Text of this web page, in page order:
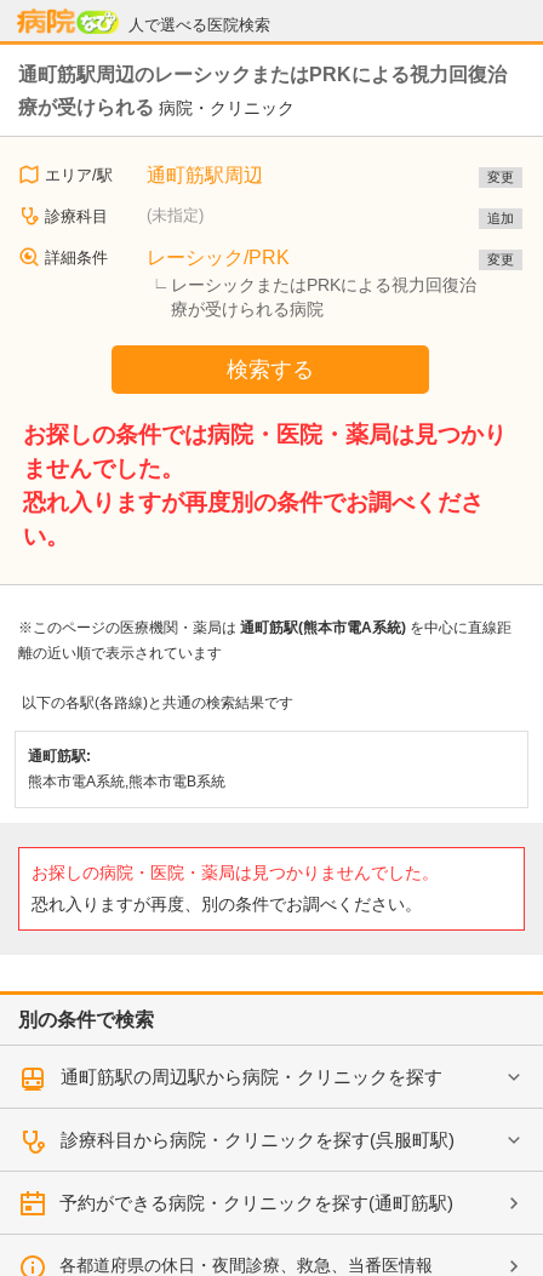
人で選べる医院検索
病院なび
通町筋駅周辺のレーシックまたはPRKによる視力回復治
療が受けられる 病院・クリニック
エリア/駅 通町筋駅周辺 変更
診療科目 (未指定) 追加
詳細条件 レーシック/PRK
レーシックまたはPRKによる視力回復治
療が受けられる病院
変更
検索する
お探しの条件では病院・医院・薬局は見つかり
ませんでした。
恐れ入りますが再度別の条件でお調べくださ
い。
※このページの医療機関・薬局は 通町筋駅(熊本市電A系統) を中心に直線距
離の近い順で表示されています
以下の各駅(各路線)と共通の検索結果です
通町筋駅:
熊本市電A系統,熊本市電B系統
お探しの病院・医院・薬局は見つかりませんでした。
恐れ入りますが再度、別の条件でお調べください。
別の条件で検索
通町筋駅の周辺駅から病院・クリニックを探す
診療科目から病院・クリニックを探す(呉服町駅)
予約ができる病院・クリニックを探す(通町筋駅)
各都道府県の休日・夜間診療、救急、当番医情報